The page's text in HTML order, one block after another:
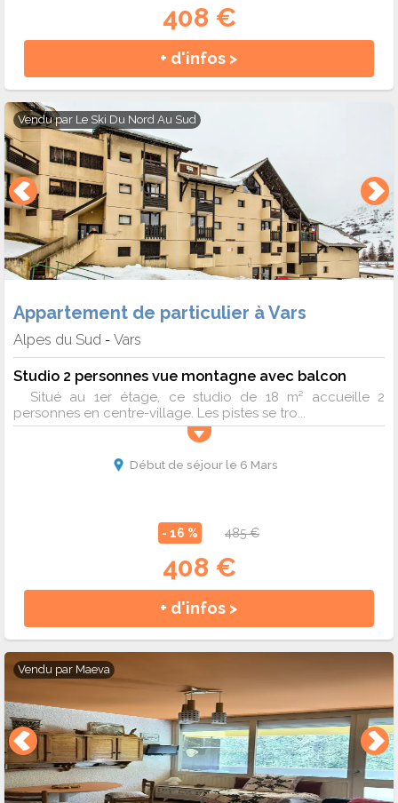
408 €
+ d'infos >
Vendu par Le Ski Du Nord Au Sud
Appartement de particulier à Vars
Alpes du Sud - Vars
Studio 2 personnes vue montagne avec balcon
Situé au 1er étage, ce studio de 18 m² accueille 2
personnes en centre-village. Les pistes se tro...
Début de séjour le 6 Mars
- 16 % 485 €
408 €
+ d'infos >
Vendu par Maeva